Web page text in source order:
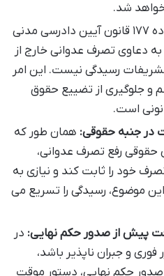
خواهد شد.
ماده ۱۷۷ قانون آیین دادرسی مدنی
دعاوی تصرف عدوانی خارج از
رسیدگی نیست. این امر
و جلوگیری از تضییع حقوق
است.
در جنبه حقوقی: همان طور که
حقوقی رفع تصرف عدوانی،
خود را ثابت کند و نیازی به
این موضوع، رسیدگی را تسریع می
پیش از صدور حکم نهایی: در
و جبران ناپذیر باشد،
صدور حکم نهایی، دستور موقت